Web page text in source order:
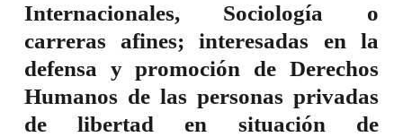
Internacionales, Sociología o
carreras afines; interesadas en la
defensa y promoción de Derechos
Humanos de las personas privadas
de libertad en situación de